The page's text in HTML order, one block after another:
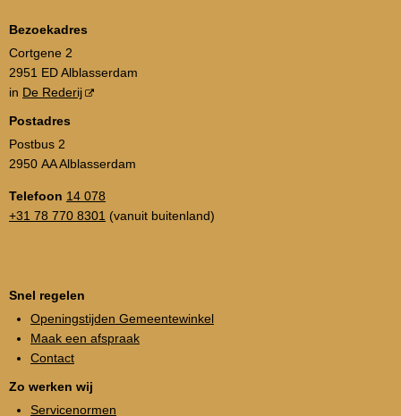
Bezoekadres
Cortgene 2
2951 ED Alblasserdam
in De Rederij
Postadres
Postbus 2
2950 AA Alblasserdam
Telefoon 14 078
+31 78 770 8301 (vanuit buitenland)
Snel regelen
Openingstijden Gemeentewinkel
Maak een afspraak
Contact
Zo werken wij
Servicenormen